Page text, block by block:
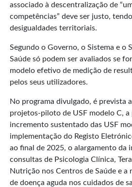
associado à descentralização de
competências” deve ser justo,
desigualdades territoriais.
Segundo o Governo, o Sistema e o
Saúde só podem ser avaliados se
modelo efetivo de medição de
pelos seus utilizadores.
No programa divulgado, é prevista
projetos-piloto de USF modelo C, a
incremento sustentado das USF
implementação do Registo
ao final de 2025, o alargamento da
consultas de Psicologia Clínica,
Nutrição nos Centros de Saúde e a
de doença aguda nos cuidados de